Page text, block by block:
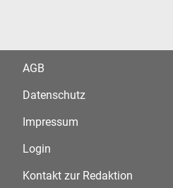
AGB
Datenschutz
Impressum
Login
Kontakt zur Redaktion